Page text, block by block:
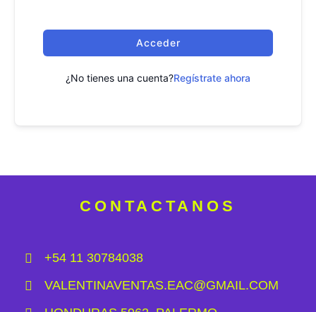
Acceder
¿No tienes una cuenta?Regístrate ahora
CONTACTANOS
+54 11 30784038
VALENTINAVENTAS.EAC@GMAIL.COM